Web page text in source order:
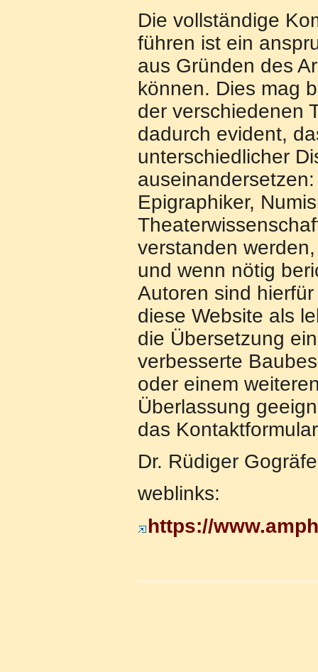
Die vollständige
führen ist ein
aus Gründen des
können. Dies mag
der verschiedenen
dadurch evident,
unterschiedlicher
Epigraphiker,
verstanden
und wenn nötig
Autoren sind
diese Website als
die Übersetzung
verbesserte
oder einem
Überlassung
das
Dr. Rüdiger Gogräfe
weblinks:
https://